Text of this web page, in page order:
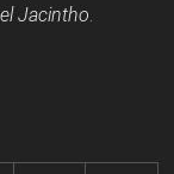
Jacintho.